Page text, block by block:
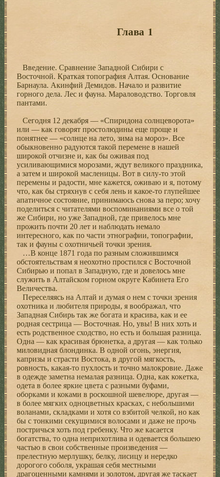
Глава 1
Введение. Сравнение Западной Сибири с
Восточной. Краткая топография Алтая. Основание
Барнаула. Акинфий Демидов. Начало и развитие
горного дела. Лес и фауна. Мараловодство. Торговля
пантами.
Сегодня 12 декабря — «Спиридона солнцеворота»
или — как говорят простолюдины еще проще и
понятнее — «солнце на лето, зима на мороз». Все
обыкновенно радуются такой перемене в нашей
широкой отчизне и, как бы оживая под
усиливающимися морозами, ждут великого праздника,
а затем и широкой масленицы. Вот в силу-то этой
перемены и радости, мне кажется, оживаю и я, потому
что, как бы стряхнув с себя лень и какое-то глупейшее
апатичное состояние, принимаюсь снова за перо; хочу
поделиться с читателями воспоминаниями все о той
же Сибири, но уже Западной, где привелось мне
прожить почти 20 лет и наблюдать немало
интересного, как по части этнографии, топографии,
так и фауны с охотничьей точки зрения.
…В конце 1871 года по разным сложившимся
обстоятельствам я неохотно простился с Восточной
Сибирью и попал в Западную, где и довелось мне
служить в Алтайском горном округе Кабинета Его
Величества.
Переселяясь на Алтай и думая о нем с точки зрения
охотника и любителя природы, я воображал, что
Западная Сибирь так же богата и красива, как и ее
родная сестрица — Восточная. Но, увы! В них хоть и
есть родственное сходство, но есть и большая разница.
Одна — как красивая брюнетка, а другая — как только
миловидная блондинка. В одной огонь, энергия,
капризы и страсти Востока, в другой мягкость,
ровность, какая-то пухлость и точно малокровие. Даже
в одежде заметна немалая разница. Одна, как кокетка,
одета в более яркие цвета с разными буфами,
оборками и коками в роскошной шевелюре, другая —
в более мягких одноцветных красках, с небольшими
воланами, складками и хотя со взбитой челкой, но как
бы с тонкими секущимися волосами и даже не прочь
постричься хоть под гребенку. Что же касается
богатства, то одна неприхотлива и одевается большею
частью в свои собственные произведения —
прелестную мерлушку, белку, лисицу и нередко
дорогого соболя, украшая себя местными
драгоценными камнями и золотом, другая же таскает